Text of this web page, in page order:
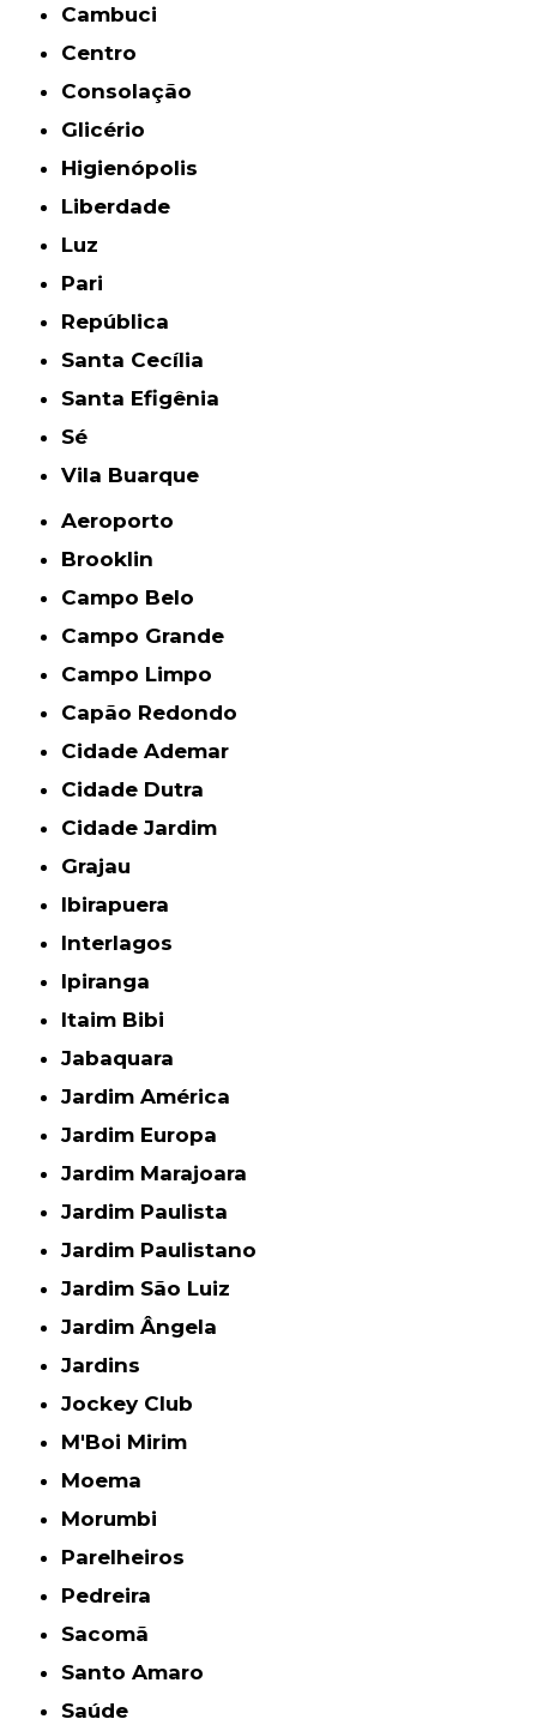
Cambuci
Centro
Consolação
Glicério
Higienópolis
Liberdade
Luz
Pari
República
Santa Cecília
Santa Efigênia
Sé
Vila Buarque
Aeroporto
Brooklin
Campo Belo
Campo Grande
Campo Limpo
Capão Redondo
Cidade Ademar
Cidade Dutra
Cidade Jardim
Grajau
Ibirapuera
Interlagos
Ipiranga
Itaim Bibi
Jabaquara
Jardim América
Jardim Europa
Jardim Marajoara
Jardim Paulista
Jardim Paulistano
Jardim São Luiz
Jardim Ângela
Jardins
Jockey Club
M'Boi Mirim
Moema
Morumbi
Parelheiros
Pedreira
Sacomã
Santo Amaro
Saúde